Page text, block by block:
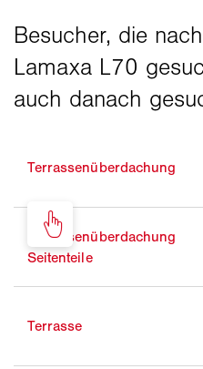
Terrassenüberdachung
Terrassenüberdachung
Seitenteile
Terrasse